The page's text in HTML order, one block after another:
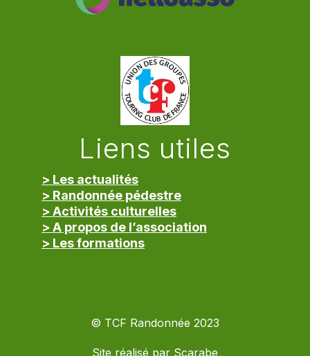
Liens utiles
> Les actualités
> Randonnée pédestre
> Activités culturelles
> A propos de l’association
> Les formations
© TCF Randonnée 2023
Site réalisé par Scarabe